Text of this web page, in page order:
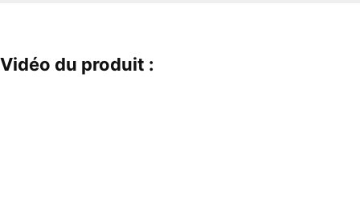
Vidéo du produit :